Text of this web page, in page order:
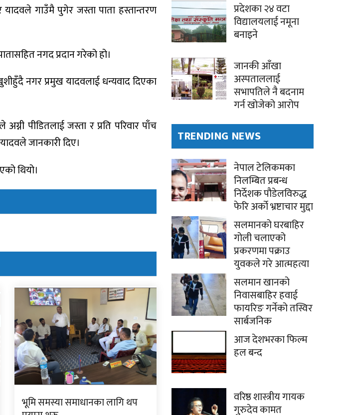
गाउँमै पुगेर जस्ता पाता हस्तान्तरण
नगद प्रदान गरेको हो।
नगर प्रमुख यादवलाई धन्यवाद दिएका
पीडितलाई जस्ता र प्रति परिवार पाँच
जानकारी दिए।
थियो।
भूमि समस्या समाधानका लागि थप
प्रदेशका २४ वटा
विद्यालयलाई नमूना
बनाइने
जानकी आँखा
अस्पताललाई
सभापतिले नै बदनाम
गर्न खोजेको आरोप
TRENDING NEWS
नेपाल टेलिकमका
निलम्बित प्रबन्ध
निर्देशक पौडेलविरुद्ध
फेरि अर्को भ्रष्टाचार मुद्दा
सलमानको घरबाहिर
गोली चलाएको
प्रकरणमा पक्राउ
युवकले गरे आत्महत्या
सलमान खानको
निवासबाहिर हवाई
फायरिङ गर्नेको तस्विर
सार्बजनिक
आज देशभरका फिल्म
हल बन्द
वरिष्ठ शास्त्रीय गायक
गुरुदेव कामत